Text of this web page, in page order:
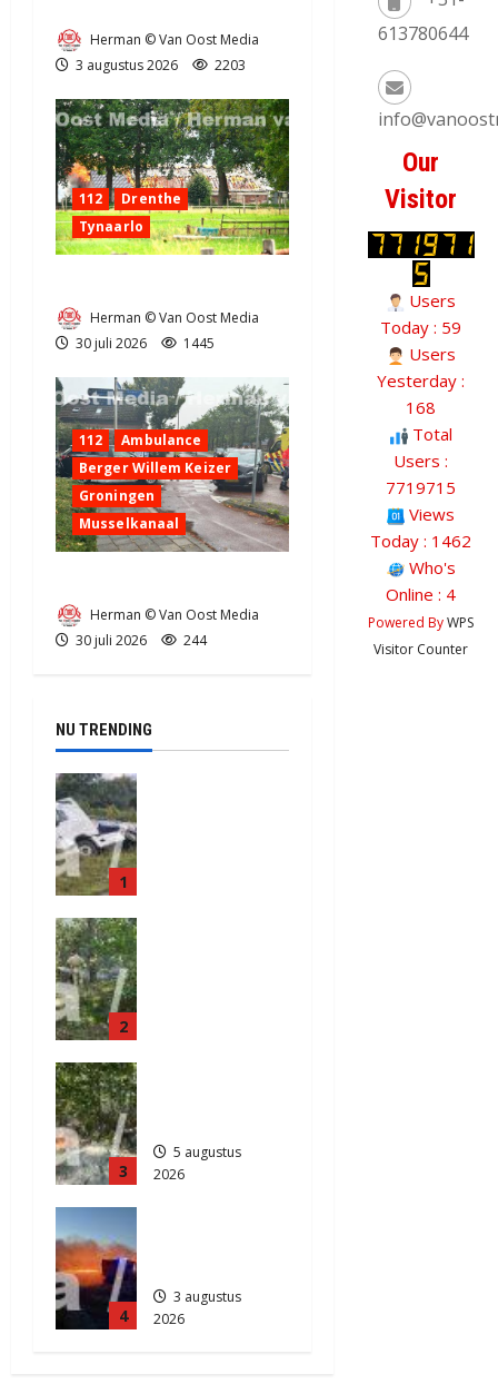
Herman © Van Oost Media
3 augustus 2026
2203
112
Drenthe
Tynaarlo
Herman © Van Oost Media
30 juli 2026
1445
112
Ambulance
Berger Willem Keizer
Groningen
Musselkanaal
Herman © Van Oost Media
30 juli 2026
244
NU TRENDING
1
2
3
5 augustus
2026
4
3 augustus
2026
613780644
Our
Visitor
Users
Today : 59
Users
Yesterday :
168
Total
Users :
7719715
Views
Today : 1462
Who's
Online : 4
Powered ByWPS
Visitor Counter